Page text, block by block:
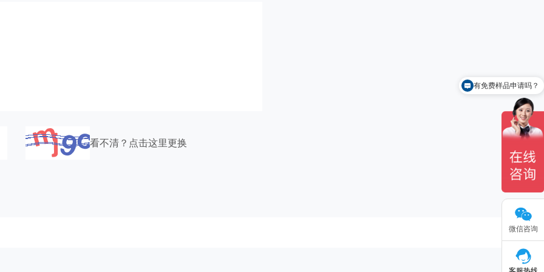
看不清？点击这里更换
微信咨询
有免费样品申请吗？